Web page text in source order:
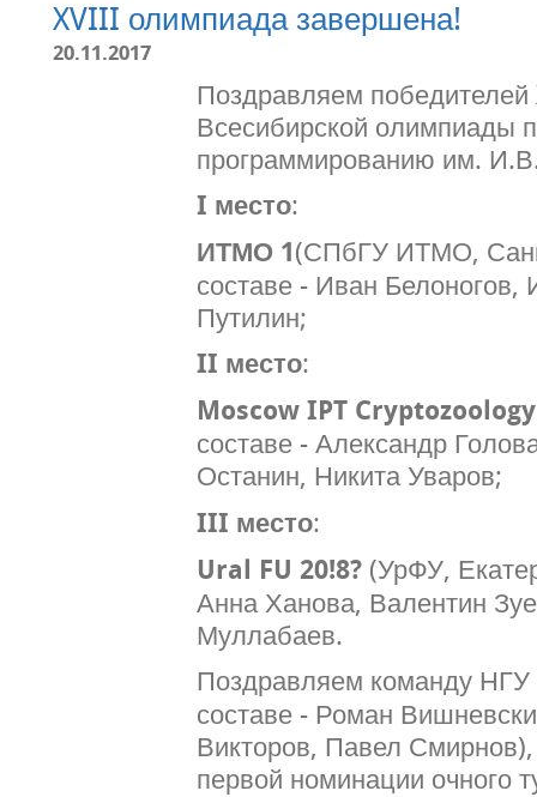
XVIII олимпиада завершена!
20.11.2017
Поздравляем
Всесибирской олимпиады
программированию им.
I место:
ИТМО 1(СПбГУ ИТМО,
составе - Иван
Путилин;
II место:
Moscow IPT Cryptozoology
составе - Александр
Останин, Никита Уваров;
III место:
Ural FU 20!8? (УрФУ,
Анна Ханова, Валентин
Муллабаев.
Поздравляем команду НГУ
составе - Роман
Викторов, Павел
первой номинации очного